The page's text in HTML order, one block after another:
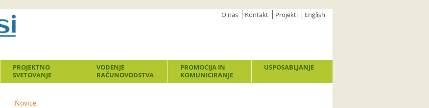
O nas Kontakt Projekti English
PROJEKTNO
SVETOVANJE
VODENJE
RAČUNOVODSTVA
PROMOCIJA IN
KOMUNICIRANJE
USPOSABLJANJE
Novice